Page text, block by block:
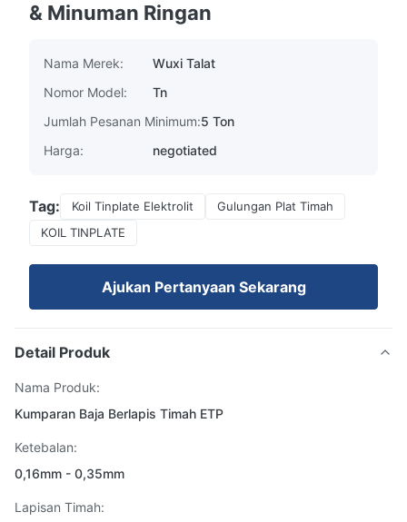
& Minuman Ringan
Nama Merek:
Wuxi Talat
Nomor Model:
Tn
Jumlah Pesanan Minimum:5 Ton
Harga:
negotiated
Tag: Koil Tinplate Elektrolit
Gulungan Plat Timah
KOIL TINPLATE
Ajukan Pertanyaan Sekarang
Detail Produk
Nama Produk:
Kumparan Baja Berlapis Timah ETP
Ketebalan:
0,16mm - 0,35mm
Lapisan Timah: